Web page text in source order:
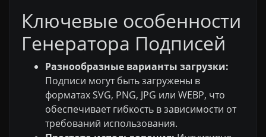
Ключевые особенности
Генератора Подписей
Разнообразные варианты загрузки:
Подписи могут быть загружены в
форматах SVG, PNG, JPG или WEBP, что
обеспечивает гибкость в зависимости от
требований использования.